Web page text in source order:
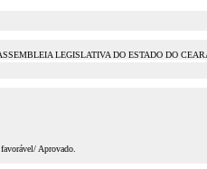
LEGISLATIVA DO ESTADO DO
Aprovado.